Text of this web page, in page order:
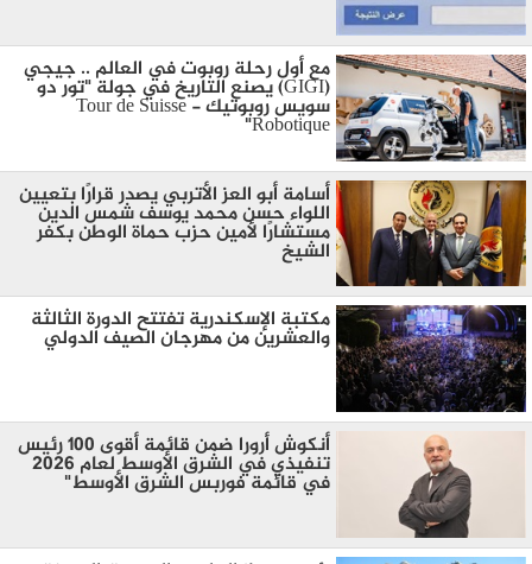
مع أول رحلة روبوت في العالم .. جيجي
(GIGI) يصنع التاريخ في جولة "تور دو
سويس روبوتيك - Tour de Suisse
Robotique"
أسامة أبو العز الأتربي يصدر قرارًا بتعيين
اللواء حسن محمد يوسف شمس الدين
مستشارًا لأمين حزب حماة الوطن بكفر
الشيخ
مكتبة الإسكندرية تفتتح الدورة الثالثة
والعشرين من مهرجان الصيف الدولي
أنكوش أرورا ضمن قائمة أقوى 100 رئيس
تنفيذي في الشرق الأوسط لعام 2026
في قائمة فوربس الشرق الأوسط"